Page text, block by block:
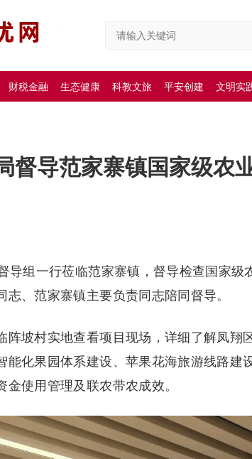
财税金融 生态健康 科教文旅 平安创建 文明实
督导范家寨镇国家级农
导组一行莅临范家寨镇，督导检查国家级
、范家寨镇主要负责同志陪同督导。
阵坡村实地查看项目现场，详细了解凤翔
能化果园体系建设、苹果花海旅游线路建
使用管理及联农带农成效。